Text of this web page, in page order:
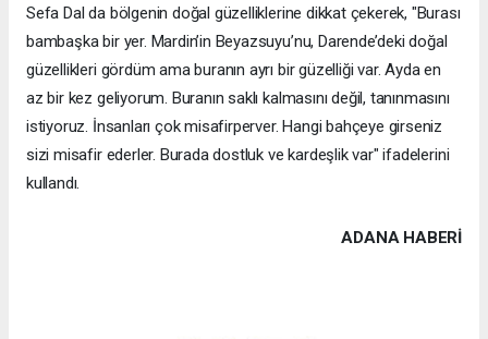
Sefa Dal da bölgenin doğal güzelliklerine dikkat çekerek, "Burası
bambaşka bir yer. Mardin’in Beyazsuyu’nu, Darende’deki doğal
güzellikleri gördüm ama buranın ayrı bir güzelliği var. Ayda en
az bir kez geliyorum. Buranın saklı kalmasını değil, tanınmasını
istiyoruz. İnsanları çok misafirperver. Hangi bahçeye girseniz
sizi misafir ederler. Burada dostluk ve kardeşlik var" ifadelerini
kullandı.
ADANA HABERİ